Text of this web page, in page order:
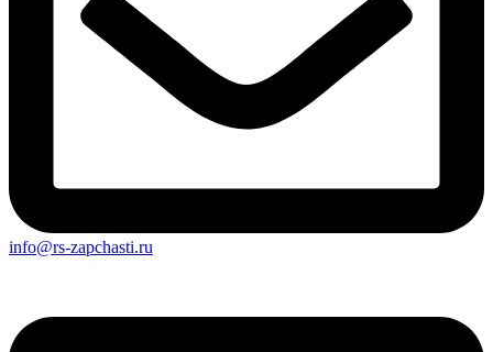
info@rs-zapchasti.ru